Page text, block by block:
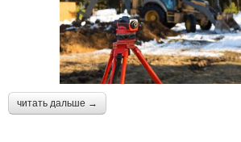
читать дальше →